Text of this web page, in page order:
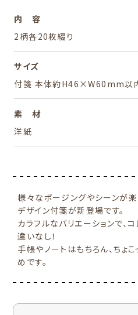
内 容
2柄各20枚綴り
サイズ
付箋 本体約H46×W60mm以
素 材
洋紙
様々なポージングやシーンが
デザイン付箋が新登場です。
カラフルなバリエーションで、
違いなし！
手帳やノートはもちろん、ちょ
めです。